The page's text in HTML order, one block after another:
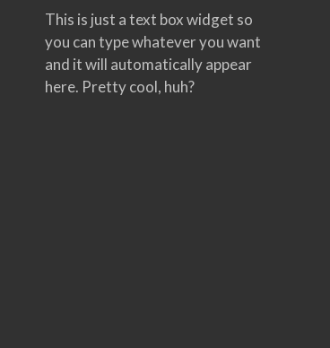
This is just a text box widget so
you can type whatever you want
and it will automatically appear
here. Pretty cool, huh?